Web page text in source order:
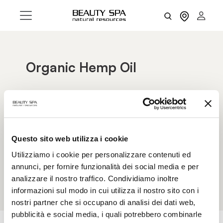
Questo sito web utilizza i cookie
Utilizziamo i cookie per personalizzare contenuti ed
annunci, per fornire funzionalità dei social media e per
analizzare il nostro traffico. Condividiamo inoltre
informazioni sul modo in cui utilizza il nostro sito con i
nostri partner che si occupano di analisi dei dati web,
pubblicità e social media, i quali potrebbero combinarle
Organic Hemp Oil
from Hemp seeds – Cannabis sativa. Rich in
polyunsaturated fatty acids, omega 3 and omega
trace elements, it boasts an excellent supply of
phytosterols and cannabinoids. It prevents
flaking, dehydration and dryness.